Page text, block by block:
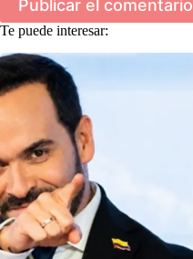
Publicar el comentario
Te puede interesar: